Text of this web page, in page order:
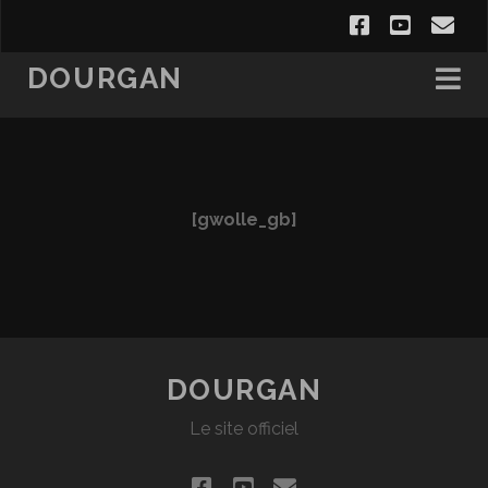
facebook
DOURGAN
[gwolle_gb]
DOURGAN
Le site officiel